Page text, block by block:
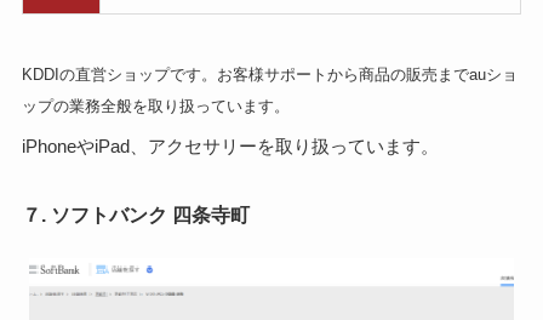
KDDIの直営ショップです。お客様サポートから商品の販売までauショ
ップの業務全般を取り扱っています。
iPhoneやiPad、アクセサリーを取り扱っています。
７. ソフトバンク 四条寺町